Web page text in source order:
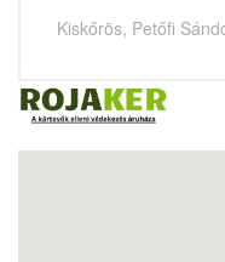
Kiskőrös, Petőfi